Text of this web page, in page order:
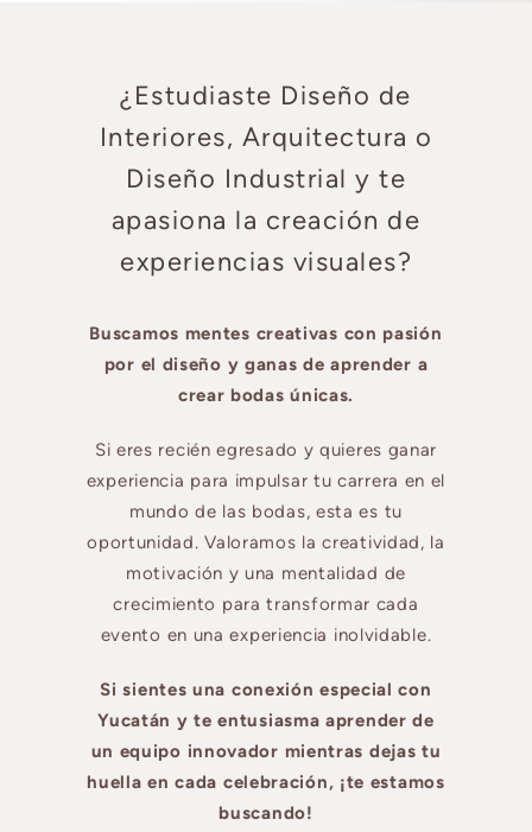
¿Estudiaste Diseño de
Interiores, Arquitectura o
Diseño Industrial y te
apasiona la creación de
experiencias visuales?
Buscamos mentes creativas con pasión
por el diseño y ganas de aprender a
crear bodas únicas.
Si eres recién egresado y quieres ganar
experiencia para impulsar tu carrera en el
mundo de las bodas, esta es tu
oportunidad. Valoramos la creatividad, la
motivación y una mentalidad de
crecimiento para transformar cada
evento en una experiencia inolvidable.
Si sientes una conexión especial con
Yucatán y te entusiasma aprender de
un equipo innovador mientras dejas tu
huella en cada celebración, ¡te estamos
buscando!